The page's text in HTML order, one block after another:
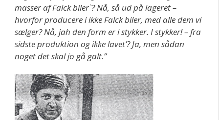
masser af Falck biler`? Nå, så ud på lageret –
hvorfor producere i ikke Falck biler, med alle dem vi
sælger? Nå, jah den form er i stykker. I stykker! – fra
sidste produktion og ikke lavet’? Ja, men sådan
noget det skal jo gå galt.”